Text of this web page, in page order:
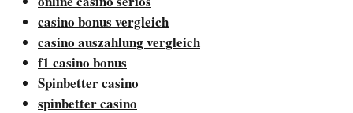
casino bonus vergleich
casino auszahlung vergleich
f1 casino bonus
Spinbetter casino
spinbetter casino